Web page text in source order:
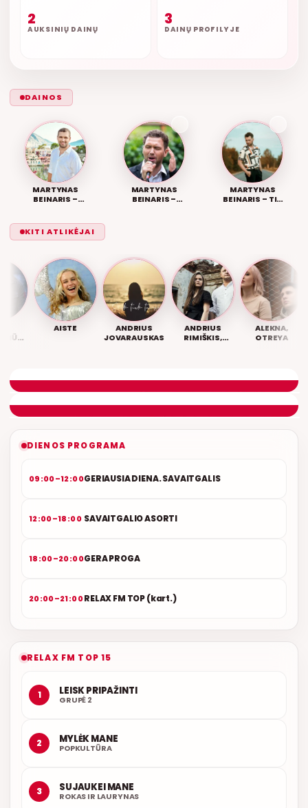
2
AUKSINIŲ DAINŲ
3
DAINŲ PROFILYJE
DAINOS
MARTYNAS
BEINARIS –
MARTYNAS
BEINARIS –
MARTYNAS
BEINARIS – TIK
KITI ATLIKĖJAI
AISTE
ANDRIUS
JOVARAUSKAS
ANDRIUS
RIMIŠKIS,
ALEKNA,
OTREYA
DIENOS PROGRAMA
09:00–12:00GERIAUSIA DIENA. SAVAITGALIS
12:00–18:00 SAVAITGALIO ASORTI
18:00–20:00GERA PROGA
20:00–21:00RELAX FM TOP (kart.)
RELAX FM TOP 15
1 LEISK PRIPAŽINTI
GRUPĖ 2
2 MYLĖK MANE
POPKULTŪRA
3 SUJAUKEI MANE
ROKAS IR LAURYNAS